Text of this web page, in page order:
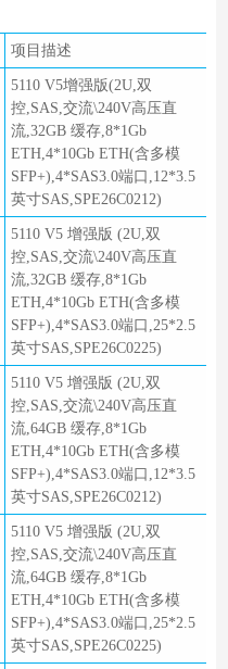
项目描述
5110 V5增强版(2U,双
控,SAS,交流\240V高压直
流,32GB 缓存,8*1Gb
ETH,4*10Gb ETH(含多模
SFP+),4*SAS3.0端口,12*3.5
英寸SAS,SPE26C0212)
5110 V5 增强版 (2U,双
控,SAS,交流\240V高压直
流,32GB 缓存,8*1Gb
ETH,4*10Gb ETH(含多模
SFP+),4*SAS3.0端口,25*2.5
英寸SAS,SPE26C0225)
5110 V5 增强版 (2U,双
控,SAS,交流\240V高压直
流,64GB 缓存,8*1Gb
ETH,4*10Gb ETH(含多模
SFP+),4*SAS3.0端口,12*3.5
英寸SAS,SPE26C0212)
5110 V5 增强版 (2U,双
控,SAS,交流\240V高压直
流,64GB 缓存,8*1Gb
ETH,4*10Gb ETH(含多模
SFP+),4*SAS3.0端口,25*2.5
英寸SAS,SPE26C0225)